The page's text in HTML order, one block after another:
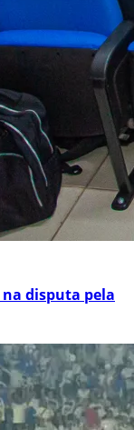
disputa pela